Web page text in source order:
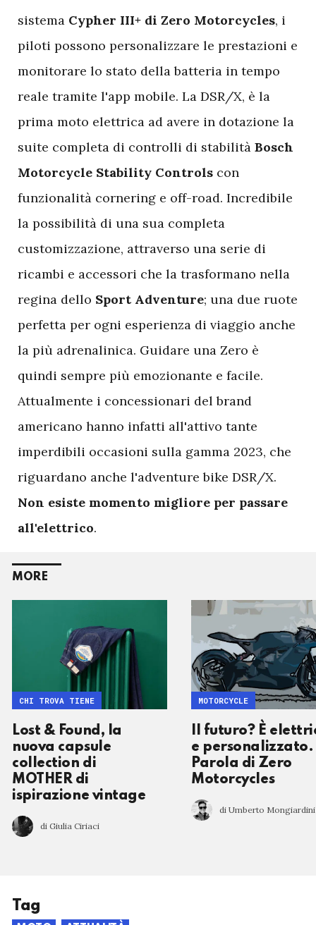
sistema Cypher III+ di Zero Motorcycles, i
piloti possono personalizzare le prestazioni e
monitorare lo stato della batteria in tempo
reale tramite l'app mobile. La DSR/X, è la
prima moto elettrica ad avere in dotazione la
suite completa di controlli di stabilità Bosch
Motorcycle Stability Controls con
funzionalità cornering e off-road. Incredibile
la possibilità di una sua completa
customizzazione, attraverso una serie di
ricambi e accessori che la trasformano nella
regina dello Sport Adventure; una due ruote
perfetta per ogni esperienza di viaggio anche
la più adrenalinica. Guidare una Zero è
quindi sempre più emozionante e facile.
Attualmente i concessionari del brand
americano hanno infatti all'attivo tante
imperdibili occasioni sulla gamma 2023, che
riguardano anche l'adventure bike DSR/X.
Non esiste momento migliore per passare
all'elettrico.
MORE
Lost & Found, la
nuova capsule
collection di
MOTHER di
ispirazione vintage
di Giulia Ciriaci
CHI TROVA TIENE
Il futuro? È
e personalizzato.
Parola di Zero
Motorcycles
di Umberto Mongiardini
MOTORCYCLE
Tag